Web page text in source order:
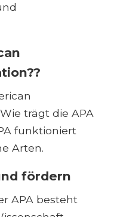
trägt die APA
funktioniert
Arten.
fördern
APA besteht